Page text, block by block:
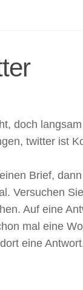
doch
twitter ist
Brief,
Versuchen
Auf eine
mal eine
eine